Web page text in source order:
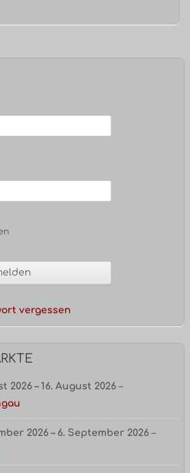
vergessen
2026 – 16. August 2026 –
2026 – 6. September 2026 –